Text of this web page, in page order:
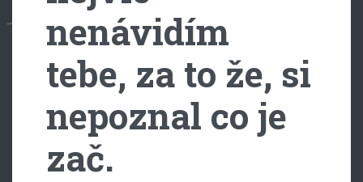
nenávidím
tebe, za to že, si
nepoznal co je
zač.